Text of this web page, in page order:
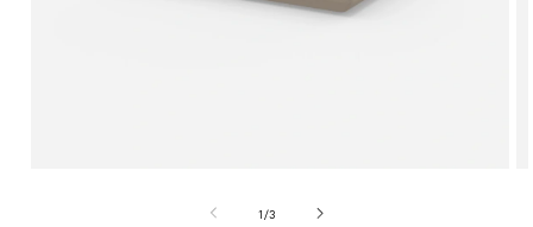
1/von
3